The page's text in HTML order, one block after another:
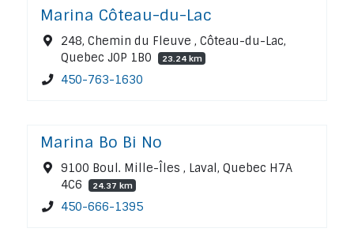
Marina Côteau-du-Lac
248, Chemin du Fleuve , Côteau-du-Lac,
Quebec J0P 1B0
23.24 km
450-763-1630
Marina Bo Bi No
9100 Boul. Mille-Îles , Laval, Quebec H7A
4C6
24.37 km
450-666-1395